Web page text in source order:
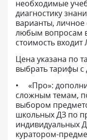
необходимые
диагностику
варианты,
любым вопросам
стоимость входит
Цена указана по
выбрать тарифы
«Про»:
сложным темам,
выбором
школьных ДЗ по
индивидуальных
куратором-